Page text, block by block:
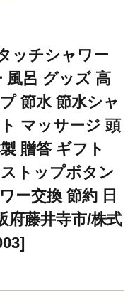
ッチシャワー
風呂 グッズ 高
節水 節水シャ
マッサージ 頭
贈答 ギフト
トップボタン
ー交換 節約 日
府藤井寺市/株式